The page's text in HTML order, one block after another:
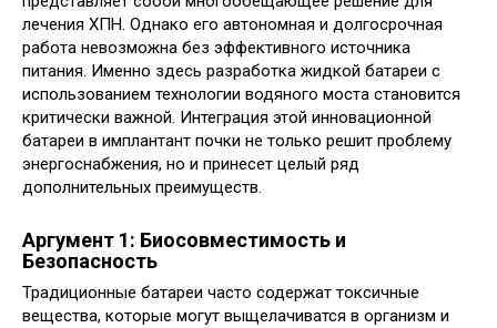
лечения ХПН. Однако его автономная и долгосрочная
работа невозможна без эффективного источника
питания. Именно здесь разработка жидкой батареи с
использованием технологии водяного моста становится
критически важной. Интеграция этой инновационной
батареи в имплантант почки не только решит проблему
энергоснабжения, но и принесет целый ряд
дополнительных преимуществ.
Аргумент 1: Биосовместимость и
Безопасность
Традиционные батареи часто содержат токсичные
вещества, которые могут выщелачиватся в организм и